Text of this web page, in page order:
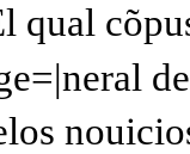
qual